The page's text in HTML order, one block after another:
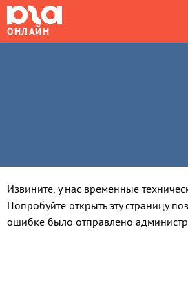
ОНЛАЙН
Извините, у нас временные
Попробуйте открыть эту страницу
ошибке было отправлено